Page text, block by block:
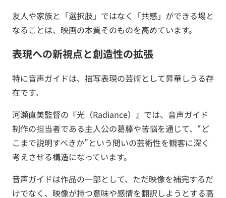
友人や家族と「選択肢」ではなく「共感」ができる場と
なることは、映画の本質そのものを高めています。
表現への新視点と創造性の拡張
特に音声ガイドは、描写表現の芸術として昇華しうる存
在です。
河瀬直美監督の『光（Radiance）』では、音声ガイド
制作の担当者である主人公の葛藤や苦悩を通じて、“ど
こまで説明すべきか”という問いの芸術性を観客に深く
考えさせる構造になっています。
音声ガイドは作品の一部として、ただ映像を補完するだ
けでなく、映像が持つ意味や感情を翻訳しようとする高